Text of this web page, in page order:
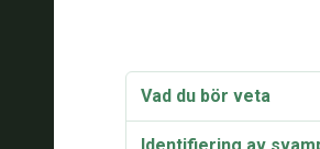
Vad du bör veta